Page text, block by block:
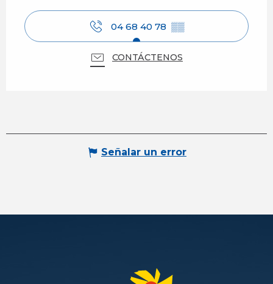
04 68 40 78 ▒▒
CONTÁCTENOS
Señalar un error